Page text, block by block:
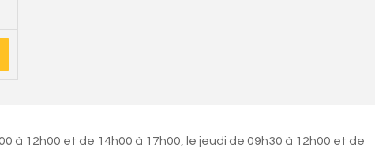
à 12h00 et de 14h00 à 17h00, le jeudi de 09h30 à 12h00 et de